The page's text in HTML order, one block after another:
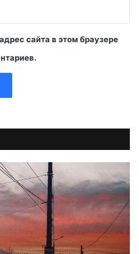
сайта в этом браузере